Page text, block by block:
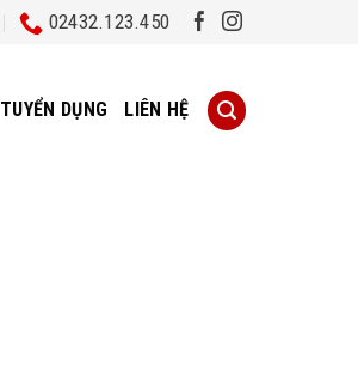
02432.123.450
TUYỂN DỤNG LIÊN HỆ